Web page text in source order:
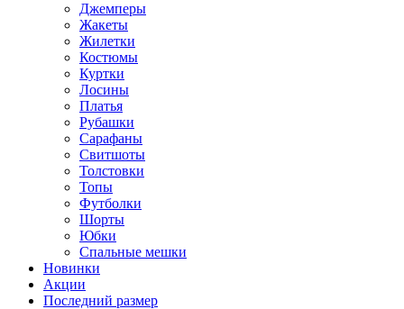
Джемперы
Жакеты
Жилетки
Костюмы
Куртки
Лосины
Платья
Рубашки
Сарафаны
Свитшоты
Толстовки
Топы
Футболки
Шорты
Юбки
Спальные мешки
Новинки
Акции
Последний размер